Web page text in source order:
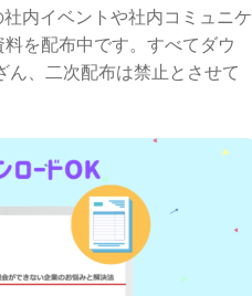
内イベントや社内コミュニケ
を配布中です。すべてダウ
ん、二次配布は禁止とさせて